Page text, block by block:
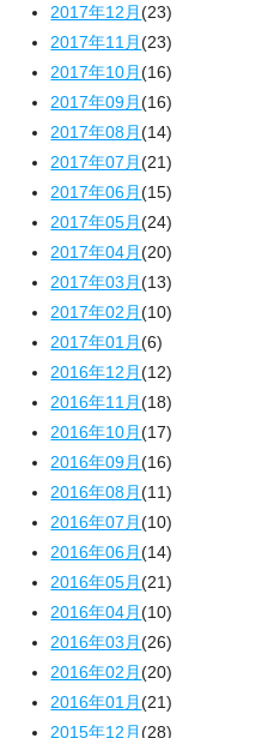
2017年12月(23)
2017年11月(23)
2017年10月(16)
2017年09月(16)
2017年08月(14)
2017年07月(21)
2017年06月(15)
2017年05月(24)
2017年04月(20)
2017年03月(13)
2017年02月(10)
2017年01月(6)
2016年12月(12)
2016年11月(18)
2016年10月(17)
2016年09月(16)
2016年08月(11)
2016年07月(10)
2016年06月(14)
2016年05月(21)
2016年04月(10)
2016年03月(26)
2016年02月(20)
2016年01月(21)
2015年12月(28)